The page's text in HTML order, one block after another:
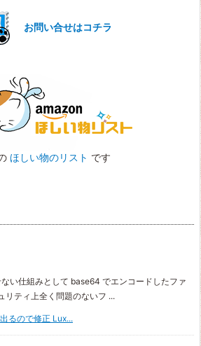
お問い合せはコチラ
ほしい物のリスト です
い仕組みとして base64 でエンコードしたファ
リティ上全く問題のないフ ...
るので修正 Lux...